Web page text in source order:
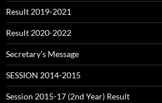
Result 2019-2021
Result 2020-2022
Secretary’s Message
SESSION 2014-2015
Session 2015-17 (2nd Year) Result